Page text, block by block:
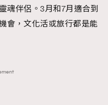
魂伴侶。3月和7月適合到
會，文化活或旅行都是能